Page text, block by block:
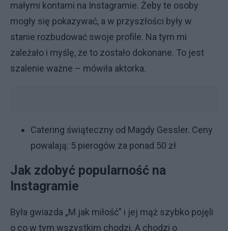
małymi kontami na Instagramie. Żeby te osoby
mogły się pokazywać, a w przyszłości były w
stanie rozbudować swoje profile. Na tym mi
zależało i myślę, że to zostało dokonane. To jest
szalenie ważne – mówiła aktorka.
Catering świąteczny od Magdy Gessler. Ceny
powalają: 5 pierogów za ponad 50 zł
Jak zdobyć popularność na
Instagramie
Była gwiazda „M jak miłość” i jej mąż szybko pojęli
o co w tym wszystkim chodzi. A chodzi o